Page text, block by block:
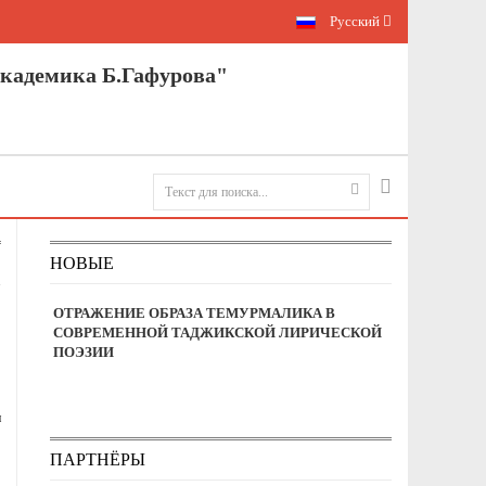
Русский
Б.Гафурова"
НОВЫЕ
ОТРАЖЕНИЕ ОБРАЗА ТЕМУРМАЛИКА В
СОВРЕМЕННОЙ ТАДЖИКСКОЙ ЛИРИЧЕСКОЙ
ПОЭЗИИ
ПАРТНЁРЫ